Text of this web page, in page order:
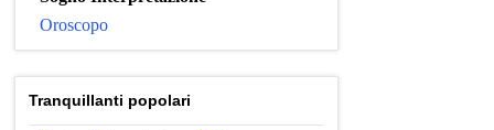
Oroscopo
Tranquillanti popolari